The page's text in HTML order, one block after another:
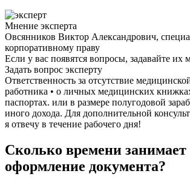
Мнение эксперта
Овсянников Виктор Александрович,
корпоративному праву
Если у вас появятся вопросы, задавайте их
Задать вопрос эксперту
Ответственность за отсутствие
работника • о личных медицинских
паспортах. или в размере полугодовой
иного дохода. Для дополнительной
я отвечу в течение рабочего дня!
Сколько времени занимает
оформление документа?